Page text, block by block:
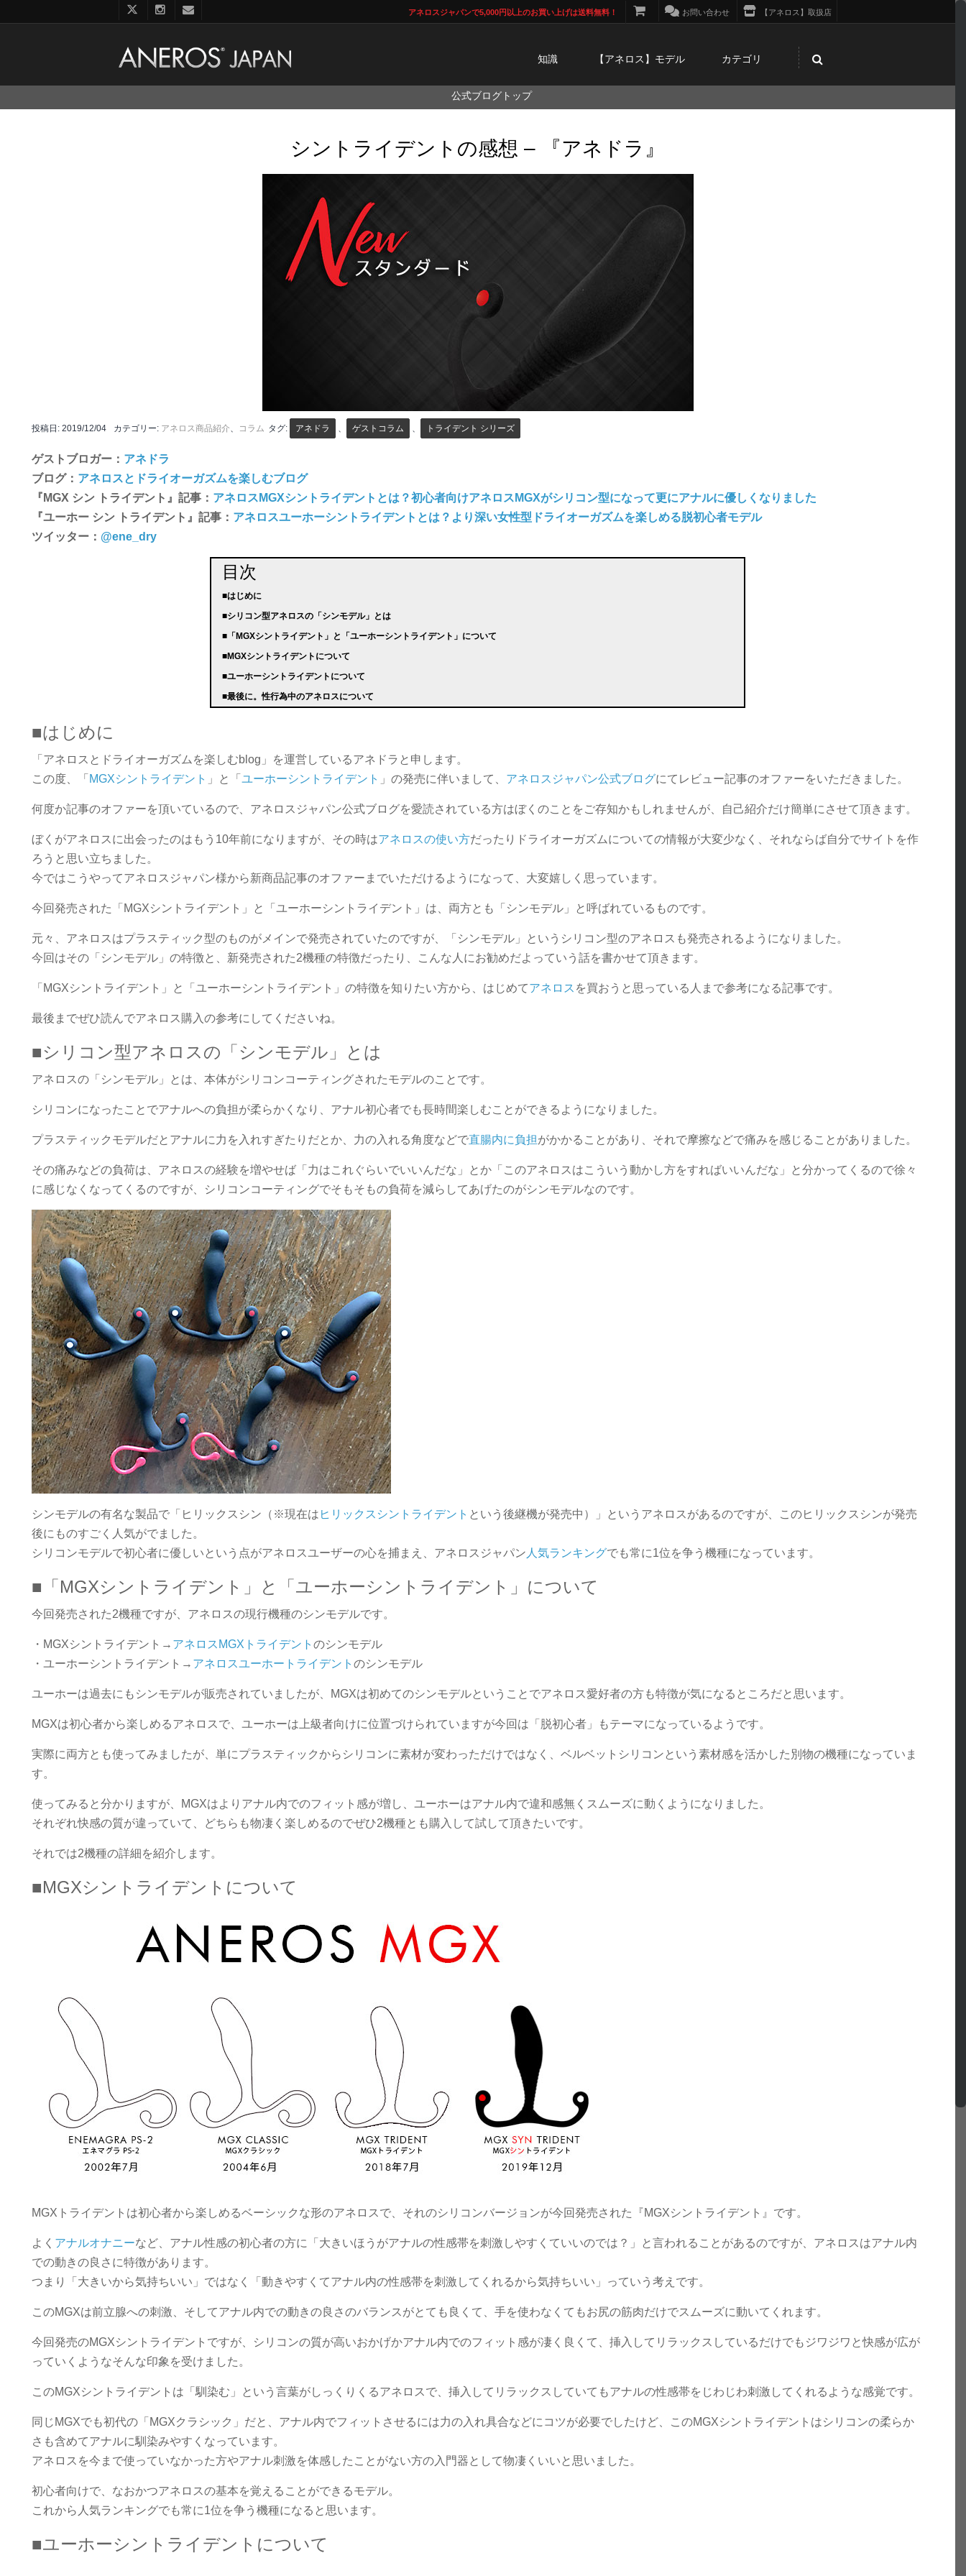
アネロスジャパンで5,000円以上のお買い上げは送料無料！ お問い合わせ 【アネロス】取扱店
知識 【アネロス】モデル カテゴリ
公式ブログトップ
シントライデントの感想 – 『アネドラ』
投稿日:2019/12/04 カテゴリー: アネロス商品紹介、 コラム タグ: アネドラ 、 ゲストコラム 、 トライデント シリーズ
ゲストブロガー： アネドラ
ブログ： アネロスとドライオーガズムを楽しむブログ
『MGX シン トライデント』記事： アネロスMGXシントライデントとは？初心者向けアネロスMGXがシリコン型になって更にアナルに優しくなりました
『ユーホー シン トライデント』記事： アネロスユーホーシントライデントとは？より深い女性型ドライオーガズムを楽しめる脱初心者モデル
ツイッター： @ene_dry
目次
■はじめに
■シリコン型アネロスの「シンモデル」とは
■「MGXシントライデント」と「ユーホーシントライデント」について
■MGXシントライデントについて
■ユーホーシントライデントについて
■最後に。性行為中のアネロスについて
■はじめに
「アネロスとドライオーガズムを楽しむblog」を運営しているアネドラと申します。
この度、「 MGXシントライデント 」と「ユーホーシントライデント 」の発売に伴いまして、 アネロスジャパン公式ブログにてレビュー記事のオファーをいただきました。
何度か記事のオファーを頂いているので、アネロスジャパン公式ブログを愛読されている方はぼくのことをご存知かもしれませんが、自己紹介だけ簡単にさせて頂きます。
ぼくがアネロスに出会ったのはもう10年前になりますが、その時はアネロスの使い方だったりドライオーガズムについての情報が大変少なく、それならば自分でサイトを作
ろうと思い立ちました。
今ではこうやってアネロスジャパン様から新商品記事のオファーまでいただけるようになって、大変嬉しく思っています。
今回発売された「MGXシントライデント」と「ユーホーシントライデント」は、両方とも「シンモデル」と呼ばれているものです。
元々、アネロスはプラスティック型のものがメインで発売されていたのですが、「シンモデル」というシリコン型のアネロスも発売されるようになりました。
今回はその「シンモデル」の特徴と、新発売された2機種の特徴だったり、こんな人にお勧めだよっていう話を書かせて頂きます。
「MGXシントライデント」と「ユーホーシントライデント」の特徴を知りたい方から、はじめてアネロス を買おうと思っている人まで参考になる記事です。
最後までぜひ読んでアネロス購入の参考にしてくださいね。
■シリコン型アネロスの「シンモデル」とは
アネロスの「シンモデル」とは、本体がシリコンコーティングされたモデルのことです。
シリコンになったことでアナルへの負担が柔らかくなり、アナル初心者でも長時間楽しむことができるようになりました。
プラスティックモデルだとアナルに力を入れすぎたりだとか、力の入れる角度などで直腸内に負担がかかることがあり、それで摩擦などで痛みを感じることがありました。
その痛みなどの負荷は、アネロスの経験を増やせば「力はこれぐらいでいいんだな」とか「このアネロスはこういう動かし方をすればいいんだな」と分かってくるので徐々
に感じなくなってくるのですが、シリコンコーティングでそもそもの負荷を減らしてあげたのがシンモデルなのです。
シンモデルの有名な製品で「ヒリックスシン（※現在は ヒリックスシントライデント という後継機が発売中）」というアネロスがあるのですが、このヒリックスシンが発売
後にものすごく人気がでました。
シリコンモデルで初心者に優しいという点がアネロスユーザーの心を捕まえ、アネロスジャパン 人気ランキングでも常に1位を争う機種になっています。
■「MGXシントライデント」と「ユーホーシントライデント」について
今回発売された2機種ですが、アネロスの現行機種のシンモデルです。
・MGXシントライデント→ アネロスMGXトライデントのシンモデル
・ユーホーシントライデント→ アネロスユーホートライデントのシンモデル
ユーホーは過去にもシンモデルが販売されていましたが、MGXは初めてのシンモデルということでアネロス愛好者の方も特徴が気になるところだと思います。
MGXは初心者から楽しめるアネロスで、ユーホーは上級者向けに位置づけられていますが今回は「脱初心者」もテーマになっているようです。
実際に両方とも使ってみましたが、単にプラスティックからシリコンに素材が変わっただけではなく、ベルベットシリコンという素材感を活かした別物の機種になっていま
す。
使ってみると分かりますが、MGXはよりアナル内でのフィット感が増し、ユーホーはアナル内で違和感無くスムーズに動くようになりました。
それぞれ快感の質が違っていて、どちらも物凄く楽しめるのでぜひ2機種とも購入して試して頂きたいです。
それでは2機種の詳細を紹介します。
■MGXシントライデントについて
MGXトライデントは初心者から楽しめるベーシックな形のアネロスで、それのシリコンバージョンが今回発売された『MGXシントライデント』です。
よく アナルオナニーなど、アナル性感の初心者の方に「大きいほうがアナルの性感帯を刺激しやすくていいのでは？」と言われることがあるのですが、アネロスはアナル内
での動きの良さに特徴があります。
つまり「大きいから気持ちいい」ではなく「動きやすくてアナル内の性感帯を刺激してくれるから気持ちいい」っていう考えです。
このMGXは前立腺への刺激、そしてアナル内での動きの良さのバランスがとても良くて、手を使わなくてもお尻の筋肉だけでスムーズに動いてくれます。
今回発売のMGXシントライデントですが、シリコンの質が高いおかげかアナル内でのフィット感が凄く良くて、挿入してリラックスしているだけでもジワジワと快感が広が
っていくようなそんな印象を受けました。
このMGXシントライデントは「馴染む」という言葉がしっくりくるアネロスで、挿入してリラックスしていてもアナルの性感帯をじわじわ刺激してくれるような感覚です。
同じMGXでも初代の「MGXクラシック」だと、アナル内でフィットさせるには力の入れ具合などにコツが必要でしたけど、このMGXシントライデントはシリコンの柔らか
さも含めてアナルに馴染みやすくなっています。
アネロスを今まで使っていなかった方やアナル刺激を体感したことがない方の入門器として物凄くいいと思いました。
初心者向けで、なおかつアネロスの基本を覚えることができるモデル。
これから人気ランキングでも常に1位を争う機種になると思います。
■ユーホーシントライデントについて